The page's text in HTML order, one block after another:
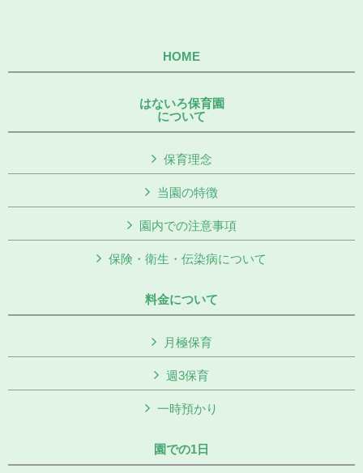
HOME
はないろ保育園
について
保育理念
当園の特徴
園内での注意事項
保険・衛生・伝染病について
料金について
月極保育
週3保育
一時預かり
園での1日